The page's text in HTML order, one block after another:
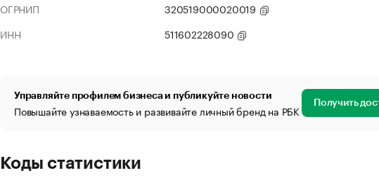
ОГРНИП
320519000020019
ИНН
511602228090
Управляйте профилем бизнеса и публикуйте новости
Повышайте узнаваемость и развивайте личный бренд на РБК Получить
Коды статистики